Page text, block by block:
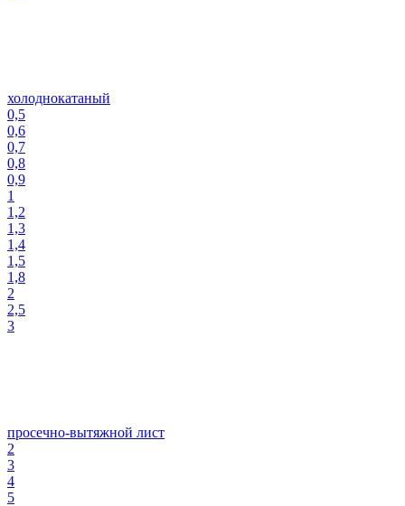
холоднокатаный
0,5
0,6
0,7
0,8
0,9
1
1,2
1,3
1,4
1,5
1,8
2
2,5
3
просечно-вытяжной лист
2
3
4
5